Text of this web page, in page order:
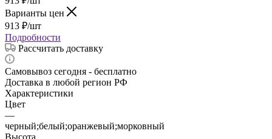
Варианты цен
913 ₽/шт
Подробности
Рассчитать доставку
Самовывоз сегодня - бесплатно
Доставка в любой регион РФ
Характеристики
Цвет
—
черный;белый;оранжевый;морковный
Высота